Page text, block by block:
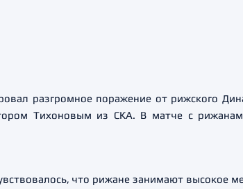
разгромное поражение от рижского
Тихоновым из СКА. В матче с
что рижане занимают высокое